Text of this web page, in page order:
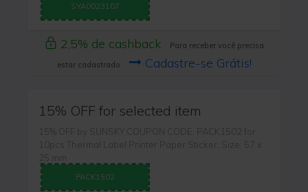
SYA0023107
2,5% de cashback
Para receber você precisa
estar cadastrado
Cadastre-se Grátis!
15% OFF for selected item
15% OFF by SUNSKY COUPON CODE: PACK1502 for
10pcs Thermal Label Printer Paper Sticker, Size: 57 x
25 mm
PACK1502